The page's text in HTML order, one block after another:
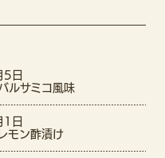
日
ルサミコ風味
日
モン酢漬け